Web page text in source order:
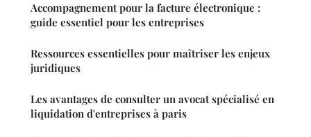
Accompagnement pour la facture électronique :
guide essentiel pour les entreprises
Ressources essentielles pour maîtriser les enjeux
juridiques
Les avantages de consulter un avocat spécialisé en
liquidation d'entreprises à paris